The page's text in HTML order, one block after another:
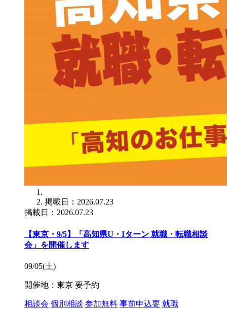
掲載日：2026.07.23
掲載日：2026.07.23
【東京・9/5】「高知県U・Iターン 就職・転職相談
会」を開催します
09/05(土)
開催地：東京 要予約
相談会 個別相談 参加無料 事前申込要 就職